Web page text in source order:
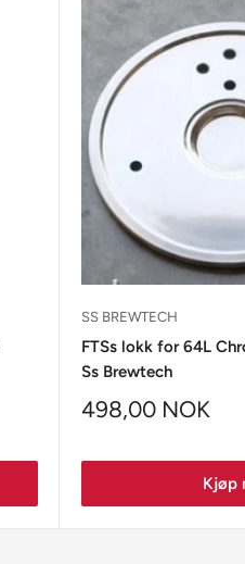
SS BREWTECH
FTSs lokk for 64L
Ss Brewtech
498,00 NOK
Kjøp